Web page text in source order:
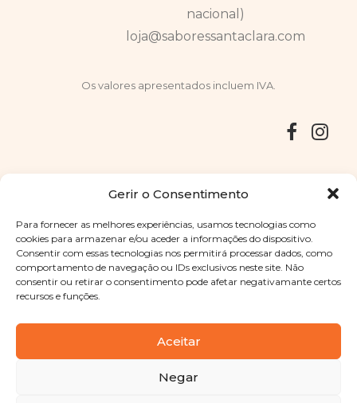
Gerir o Consentimento
Para fornecer as melhores experiências, usamos tecnologias como
cookies para armazenar e/ou aceder a informações do dispositivo.
Consentir com essas tecnologias nos permitirá processar dados, como
comportamento de navegação ou IDs exclusivos neste site. Não
consentir ou retirar o consentimento pode afetar negativamante certos
recursos e funções.
Aceitar
Negar
nacional)
loja@saboressantaclara.com
Os valores apresentados incluem IVA.
Copyright © 2025 Sabores Santa Clara
. Todos os direitos
reservadosPolítica de Privacidade |Termos e condições
Designed byShift Your Branding Agency